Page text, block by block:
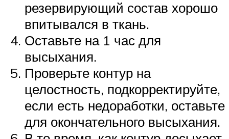
резервирующий состав хорошо
впитывался в ткань.
Оставьте на 1 час для
высыхания.
Проверьте контур на
целостность, подкорректируйте,
если есть недоработки, оставьте
для окончательного высыхания.